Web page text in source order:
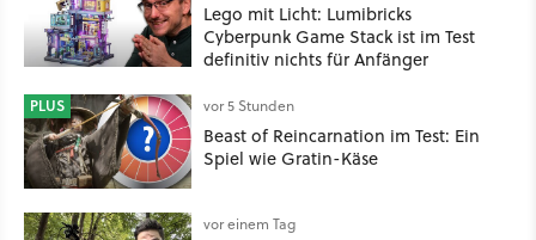
Lego mit Licht: Lumibricks
Cyberpunk Game Stack ist im Test
definitiv nichts für Anfänger
PLUS vor 5 Stunden
Beast of Reincarnation im Test: Ein
Spiel wie Gratin-Käse
vor einem Tag